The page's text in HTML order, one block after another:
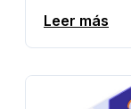
Leer más